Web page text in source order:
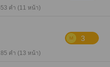
คำ (11 หน้า)
3
คำ (13 หน้า)